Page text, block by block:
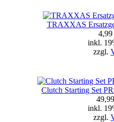
TRAXXAS
inkl.
zzgl.
Clutch Starting Set
inkl.
zzgl.